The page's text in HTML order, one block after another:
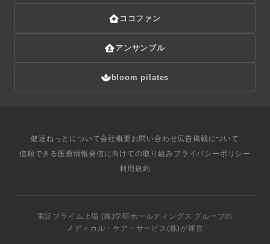
ココファン
アンサンブル
bloom pilates
健達ねっとについて会社概要 お問い合わせ広告掲載について
信頼できる医療情報発信に向けての取り組み プライバシーポリシー
利用規約
東証プライム上場 (株)学研ホールディングス グループの
メディカル・ケア・サービス(株) が運営